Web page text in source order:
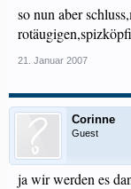
so nun aber
21. Januar 2007
Corinne
Guest
ja wir werden es